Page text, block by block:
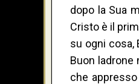
dopo la Sua
Cristo è il
su ogni cosa,
Buon ladrone
che